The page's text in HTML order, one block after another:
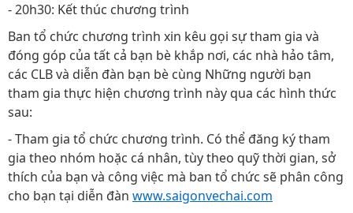
- 20h30: Kết thúc chương trình
Ban tổ chức chương trình xin kêu gọi sự tham gia và
đóng góp của tất cả bạn bè khắp nơi, các nhà hảo tâm,
các CLB và diễn đàn bạn bè cùng Những người bạn
tham gia thực hiện chương trình này qua các hình thức
sau:
- Tham gia tổ chức chương trình. Có thể đăng ký tham
gia theo nhóm hoặc cá nhân, tùy theo quỹ thời gian, sở
thích của bạn và công việc mà ban tổ chức sẽ phân công
cho bạn tại diễn đàn www.saigonvechai.com